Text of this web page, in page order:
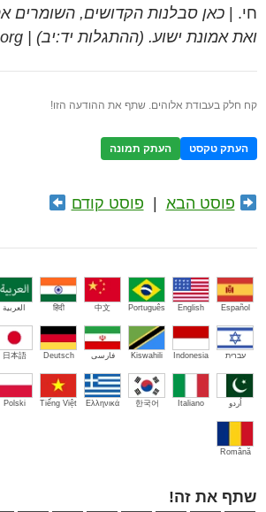
חי. | כאן סבלנות הקדושים, השומרים
ואת אמונת ישוע. (ההתגלות יד:יב) | toratelohim.org
קח חלק בעבודת אלוהים. שתף את ההודעה הזו!
העתק טקסט העתק תמונה
פוסט הבא פוסט קודם
Español
English
Português
中文
हिंदी العربية
עברית Indonesia
Kiswahili فارسی Deutsch
日本語
اُردو Italiano
한국어
Ελληνικά
Tiếng Việt
Polski
Română
שתף את זה!